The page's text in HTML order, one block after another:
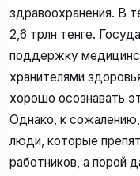
здравоохранения. В
2,6 трлн тенге.
поддержку
хранителями
хорошо осознавать
Однако, к
люди, которые
работников, а порой